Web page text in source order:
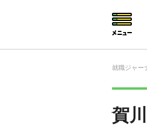
就職ジャー
賀
仕事の